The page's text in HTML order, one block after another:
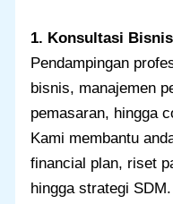
1. Konsultasi Bisnis
Pendampingan
bisnis, manajemen
pemasaran, hingga
Kami membantu
financial plan, riset
hingga strategi